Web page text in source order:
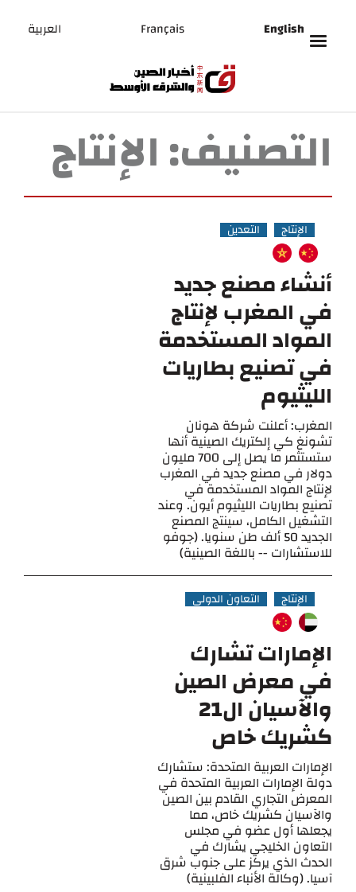
English
Français العربية
التصنيف:الإنتاج
الإنتاج التعدين
أنشاء مصنع جديد
في المغرب لإنتاج
المواد المستخدمة
في تصنيع بطاريات
الليثيوم
المغرب: أعلنت شركة هونان
تشونغ كي إلكتريك الصينية أنها
ستستثمر ما يصل إلى 700 مليون
دولار في مصنع جديد في المغرب
لإنتاج المواد المستخدمة في
تصنيع بطاريات الليثيوم أيون. وعند
التشغيل الكامل، سينتج المصنع
الجديد 50 ألف طن سنويا. (جوفو
للاستشارات -- باللغة الصينية)
الإنتاج التعاون الدولي
الإمارات تشارك
في معرض الصين
والآسيان ال21
كشريك خاص
الإمارات العربية المتحدة: ستشارك
دولة الإمارات العربية المتحدة في
المعرض التجاري القادم بين الصين
والآسيان كشريك خاص، مما
يجعلها أول عضو في مجلس
التعاون الخليجي يشارك في
الحدث الذي يركز على جنوب شرق
آسيا. (وكالة الأنباء الفلبينية)